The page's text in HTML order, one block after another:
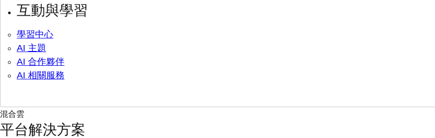
互動與學習
學習中心
AI 主題
AI 合作夥伴
AI 相關服務
混合雲
平台解決方案